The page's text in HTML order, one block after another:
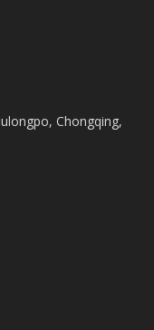
Chongqing,